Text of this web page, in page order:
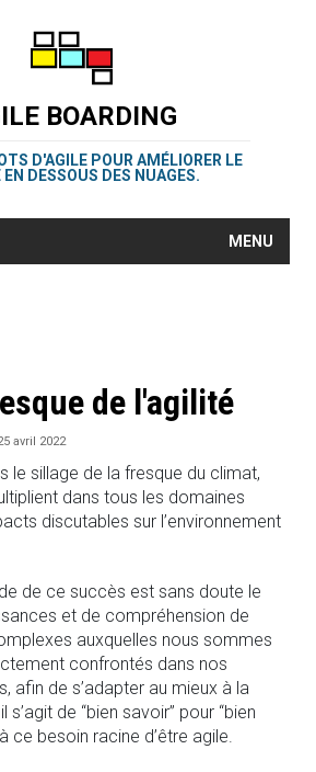
BOARDING
D'AGILE POUR AMÉLIORER LE
EN DESSOUS DES NUAGES.
MENU
de l'agilité
avril 2022
le sillage de la fresque du climat,
dans tous les domaines
discutables sur l’environnement
de ce succès est sans doute le
et de compréhension de
auxquelles nous sommes
confrontés dans nos
afin de s’adapter au mieux à la
s’agit de “bien savoir” pour “bien
ce besoin racine d’être agile.